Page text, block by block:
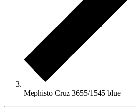
Mephisto Cruz 3655/1545 blue